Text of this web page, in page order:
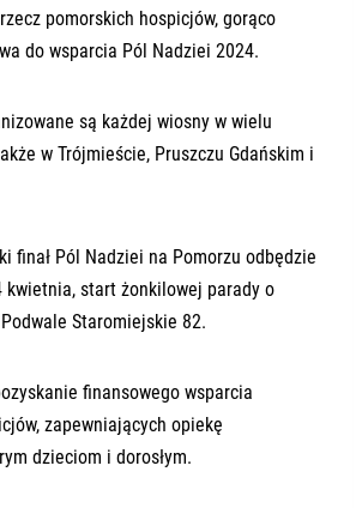
pomorskich hospicjów, gorąco
do wsparcia Pól Nadziei 2024.
są każdej wiosny w wielu
w Trójmieście, Pruszczu Gdańskim i
finał Pól Nadziei na Pomorzu odbędzie
kwietnia, start żonkilowej parady o
Staromiejskie 82.
finansowego wsparcia
zapewniających opiekę
dzieciom i dorosłym.